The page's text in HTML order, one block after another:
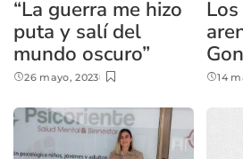
“La guerra me hizo
puta y salí del
mundo oscuro”
26 mayo, 2023 14